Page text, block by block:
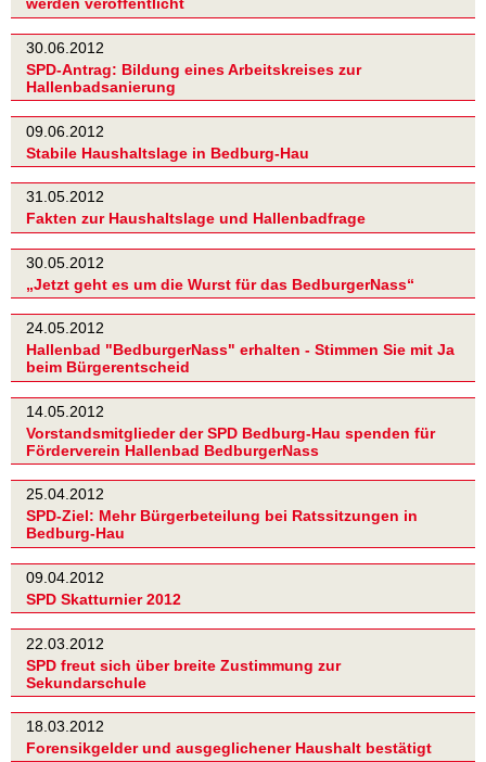
werden veröffentlicht
30.06.2012
SPD-Antrag: Bildung eines Arbeitskreises zur
Hallenbadsanierung
09.06.2012
Stabile Haushaltslage in Bedburg-Hau
31.05.2012
Fakten zur Haushaltslage und Hallenbadfrage
30.05.2012
„Jetzt geht es um die Wurst für das BedburgerNass“
24.05.2012
Hallenbad "BedburgerNass" erhalten - Stimmen Sie mit Ja
beim Bürgerentscheid
14.05.2012
Vorstandsmitglieder der SPD Bedburg-Hau spenden für
Förderverein Hallenbad BedburgerNass
25.04.2012
SPD-Ziel: Mehr Bürgerbeteilung bei Ratssitzungen in
Bedburg-Hau
09.04.2012
SPD Skatturnier 2012
22.03.2012
SPD freut sich über breite Zustimmung zur
Sekundarschule
18.03.2012
Forensikgelder und ausgeglichener Haushalt bestätigt